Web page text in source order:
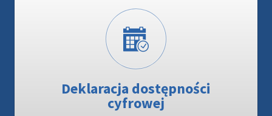
Deklaracja dostępności
cyfrowej